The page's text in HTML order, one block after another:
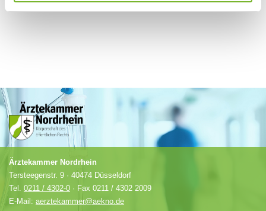
Ärztekammer Nordrhein
Tersteegenstr. 9 · 40474 Düsseldorf
Tel. 0211 / 4302-0 · Fax 0211 / 4302 2009
E-Mail: aerztekammer@aekno.de